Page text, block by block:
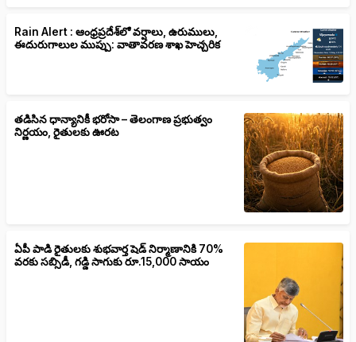
Rain Alert : ఆంధ్రప్రదేశ్‌లో వర్షాలు, ఉరుములు,
ఈదురుగాలుల ముప్పు: వాతావరణ శాఖ హెచ్చరిక
తడిసిన ధాన్యానికీ భరోసా – తెలంగాణ ప్రభుత్వం
నిర్ణయం, రైతులకు ఊరట
ఏపీ పాడి రైతులకు శుభవార్త షెడ్ నిర్మాణానికి 70%
వరకు సబ్సిడీ, గడ్డి సాగుకు రూ.15,000 సాయం